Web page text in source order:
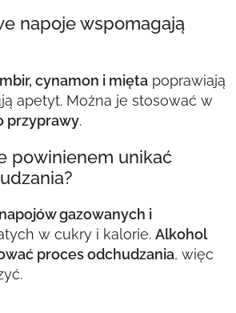
napoje wspomagają
cynamon i miętapoprawiają
apetyt. Można je stosować w
przyprawy.
powinienem unikać
gazowanych i
w cukry i kalorie. Alkohol
proces odchudzania, więc